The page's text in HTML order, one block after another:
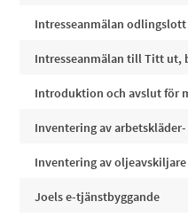
Intresseanmälan odlingslott
Intresseanmälan till Titt ut,
Introduktion och avslut för
Inventering av
Inventering av oljeavskiljare
Joels e-tjänstbyggande